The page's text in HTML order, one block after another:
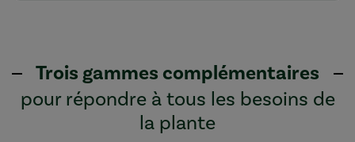
Trois gammes complémentaires
pour répondre à tous les besoins de
la plante